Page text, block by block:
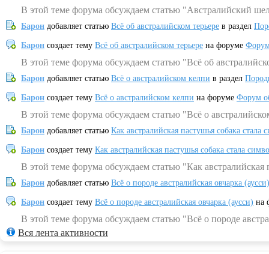
В этой теме форума обсуждаем статью "Австралийский
Барон добавляет статью Всё об австралийском терьере в раздел
Барон создает тему Всё об австралийском терьере на форуме
В этой теме форума обсуждаем статью "Всё об
Барон добавляет статью Всё о австралийском келпи в раздел
Барон создает тему Всё о австралийском келпи на форуме Форум
В этой теме форума обсуждаем статью "Всё о
Барон добавляет статью Как австралийская пастушья собака
Барон создает тему Как австралийская пастушья собака стала
В этой теме форума обсуждаем статью "Как
Барон добавляет статью Всё о породе австралийская овчарка (аусси)
Барон создает тему Всё о породе австралийская овчарка (аусси) на
В этой теме форума обсуждаем статью "Всё о породе
Вся лента активности